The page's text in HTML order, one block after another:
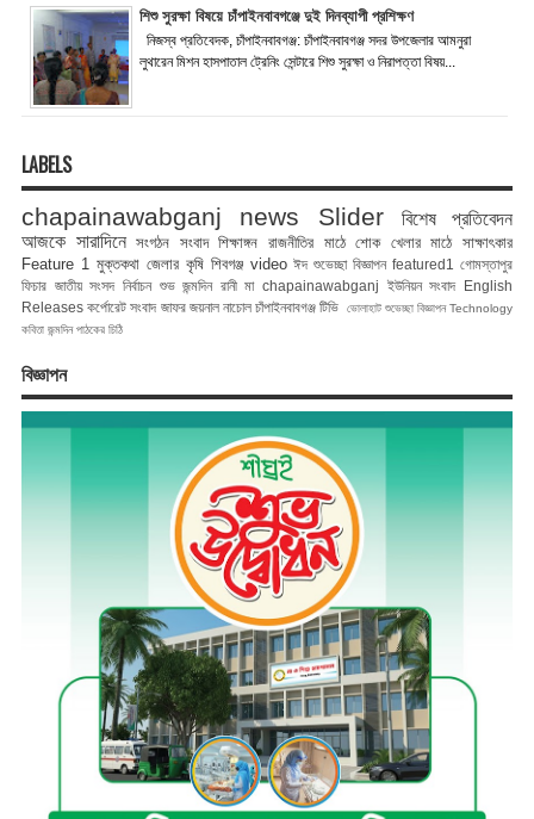
শিশু সুরক্ষা বিষয়ে চাঁপাইনবাবগঞ্জে দুই দিনব্যাপী প্রশিক্ষণ
নিজস্ব প্রতিবেদক, চাঁপাইনবাবগঞ্জ: চাঁপাইনবাবগঞ্জ সদর উপজেলার আমনুরা
লুথারেন মিশন হাসপাতাল ট্রেনিং সেন্টারে শিশু সুরক্ষা ও নিরাপত্তা বিষয়...
LABELS
chapainawabganj news Slider
বিশেষ প্রতিবেদন
আজকে সারাদিনে সংগঠন সংবাদ শিক্ষাঙ্গন রাজনীতির মাঠে শোক খেলার মাঠে
সাক্ষাৎকার
Feature 1 মুক্তকথা জেলার কৃষি শিবগঞ্জ video ঈদ শুভেচ্ছা বিজ্ঞাপন featured1
গোমস্তাপুর
ফিচার জাতীয় সংসদ নির্বাচন শুভ জন্মদিন রানী মা chapainawabganj ইউনিয়ন সংবাদ English
Releases কর্পোরেট সংবাদ জাফর জয়নাল নাচোল চাঁপাইনবাবগঞ্জ টিভি ভোলাহাট শুভেচ্ছা বিজ্ঞাপন Technology
কবিতা জন্মদিন পাঠকের চিঠি
বিজ্ঞাপন